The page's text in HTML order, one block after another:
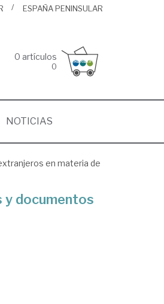
ESPAÑA PENINSULAR
0 artículos
0
NOTICIAS
en materia de
y documentos